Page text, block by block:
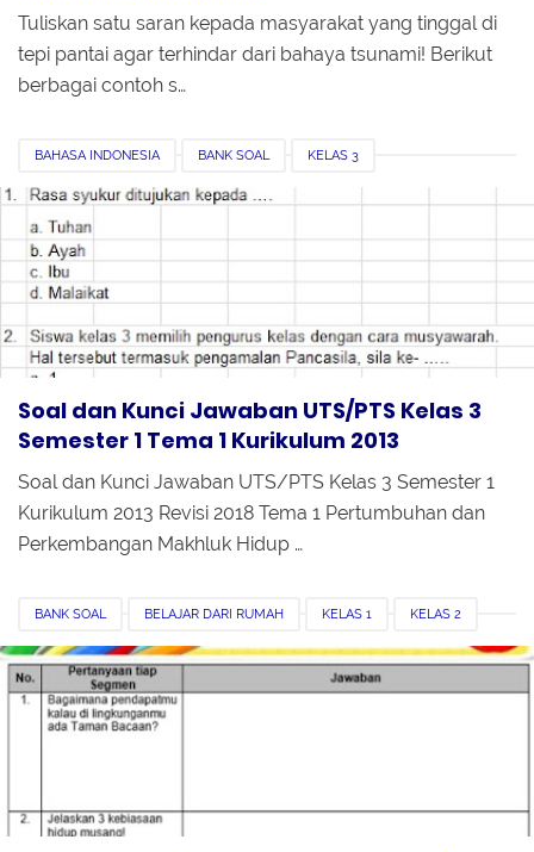
Tuliskan satu saran kepada masyarakat yang tinggal di
tepi pantai agar terhindar dari bahaya tsunami! Berikut
berbagai contoh s…
BAHASA INDONESIA BANK SOAL KELAS 3
KUNCI JAWABAN KURIKULUM 2013 MATEMATIKA
PPKN
SOAL UTS TEMA 1
Soal dan Kunci Jawaban UTS/PTS Kelas 3
Semester 1 Tema 1 Kurikulum 2013
Soal dan Kunci Jawaban UTS/PTS Kelas 3 Semester 1
Kurikulum 2013 Revisi 2018 Tema 1 Pertumbuhan dan
Perkembangan Makhluk Hidup …
BANK SOAL BELAJAR DARI RUMAH KELAS 1 KELAS 2
KELAS 3 KUNCI JAWABAN